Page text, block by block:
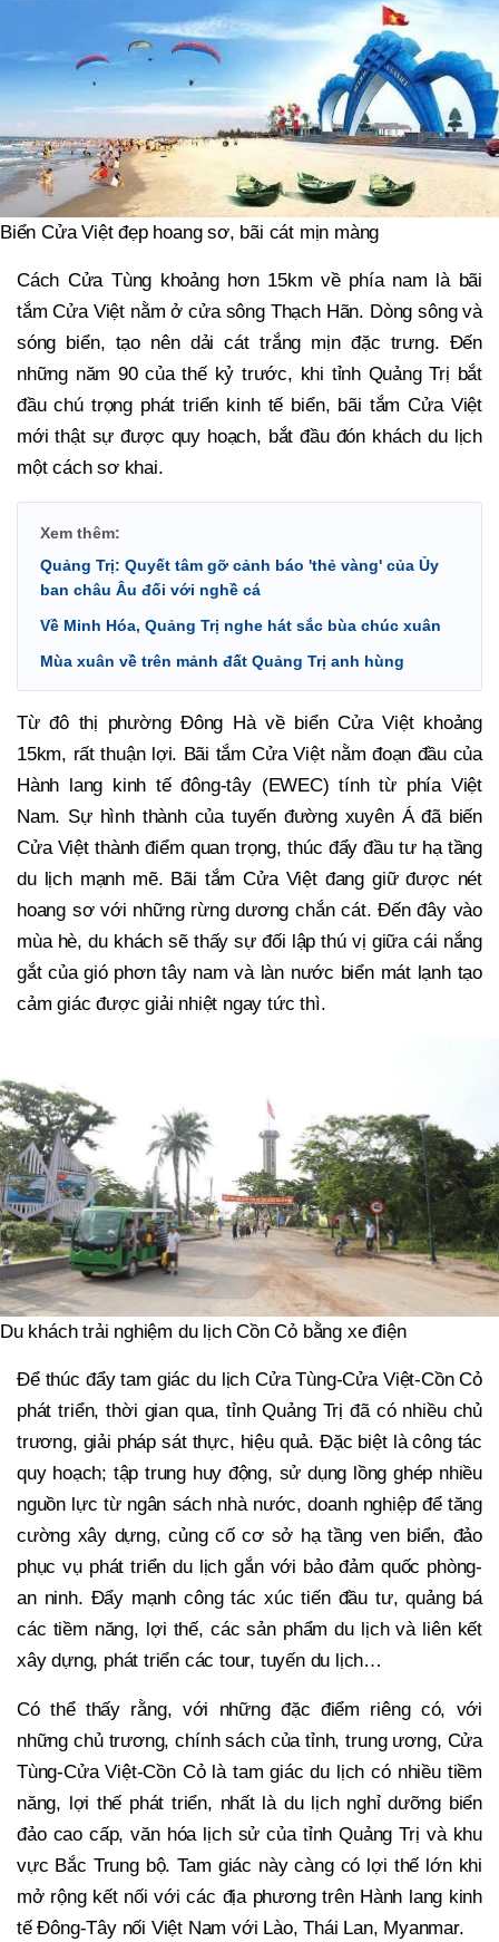
Biển Cửa Việt đẹp hoang sơ, bãi cát mịn màng
Cách Cửa Tùng khoảng hơn 15km về phía nam là bãi
tắm Cửa Việt nằm ở cửa sông Thạch Hãn. Dòng sông và
sóng biển, tạo nên dải cát trắng mịn đặc trưng. Đến
những năm 90 của thế kỷ trước, khi tỉnh Quảng Trị bắt
đầu chú trọng phát triển kinh tế biển, bãi tắm Cửa Việt
mới thật sự được quy hoạch, bắt đầu đón khách du lịch
một cách sơ khai.
Xem thêm:
Quảng Trị: Quyết tâm gỡ cảnh báo 'thẻ vàng' của Ủy
ban châu Âu đối với nghề cá
Về Minh Hóa, Quảng Trị nghe hát sắc bùa chúc xuân
Mùa xuân về trên mảnh đất Quảng Trị anh hùng
Từ đô thị phường Đông Hà về biển Cửa Việt khoảng
15km, rất thuận lợi. Bãi tắm Cửa Việt nằm đoạn đầu của
Hành lang kinh tế đông-tây (EWEC) tính từ phía Việt
Nam. Sự hình thành của tuyến đường xuyên Á đã biến
Cửa Việt thành điểm quan trọng, thúc đẩy đầu tư hạ tầng
du lịch mạnh mẽ. Bãi tắm Cửa Việt đang giữ được nét
hoang sơ với những rừng dương chắn cát. Đến đây vào
mùa hè, du khách sẽ thấy sự đối lập thú vị giữa cái nắng
gắt của gió phơn tây nam và làn nước biển mát lạnh tạo
cảm giác được giải nhiệt ngay tức thì.
Du khách trải nghiệm du lịch Cồn Cỏ bằng xe điện
Để thúc đẩy tam giác du lịch Cửa Tùng-Cửa Việt-Cồn Cỏ
phát triển, thời gian qua, tỉnh Quảng Trị đã có nhiều chủ
trương, giải pháp sát thực, hiệu quả. Đặc biệt là công tác
quy hoạch; tập trung huy động, sử dụng lồng ghép nhiều
nguồn lực từ ngân sách nhà nước, doanh nghiệp để tăng
cường xây dựng, củng cố cơ sở hạ tầng ven biển, đảo
phục vụ phát triển du lịch gắn với bảo đảm quốc phòng-
an ninh. Đẩy mạnh công tác xúc tiến đầu tư, quảng bá
các tiềm năng, lợi thế, các sản phẩm du lịch và liên kết
xây dựng, phát triển các tour, tuyến du lịch…
Có thể thấy rằng, với những đặc điểm riêng có, với
những chủ trương, chính sách của tỉnh, trung ương, Cửa
Tùng-Cửa Việt-Cồn Cỏ là tam giác du lịch có nhiều tiềm
năng, lợi thế phát triển, nhất là du lịch nghỉ dưỡng biển
đảo cao cấp, văn hóa lịch sử của tỉnh Quảng Trị và khu
vực Bắc Trung bộ. Tam giác này càng có lợi thế lớn khi
mở rộng kết nối với các địa phương trên Hành lang kinh
tế Đông-Tây nối Việt Nam với Lào, Thái Lan, Myanmar.